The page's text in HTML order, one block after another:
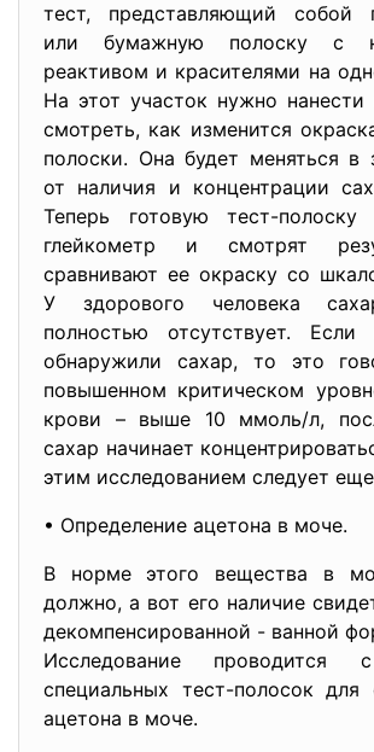
тест, представляющий собой
или бумажную полоску с
реактивом и красителями на
На этот участок нужно
смотреть, как изменится
полоски. Она будет меняться в
от наличия и концентрации
Теперь готовую тест-
глейкометр и смотрят
сравнивают ее окраску со
У здорового человека
полностью отсутствует.
обнаружили сахар, то это
повышенном критическом
крови – выше 10 ммоль/л,
сахар начинает
этим исследованием следует
• Определение ацетона в моче.
В норме этого вещества в
должно, а вот его наличие
декомпенсированной - ванной
Исследование проводится
специальных тест-полосок для
ацетона в моче.